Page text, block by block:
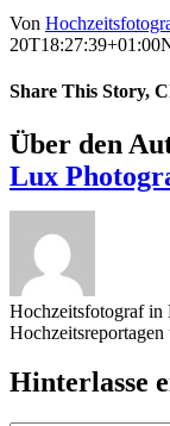
Von
20T18:27:39+01:00
Share This Story,
Sharing_facebook
Sharing_twitter
Sharing_reddit
Über den
Lux
Hochzeitsfotograf in
Hinterlasse